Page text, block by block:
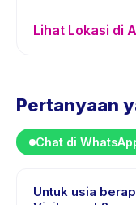
Lihat Lokasi di
Pertanyaan
Chat di
Untuk usia